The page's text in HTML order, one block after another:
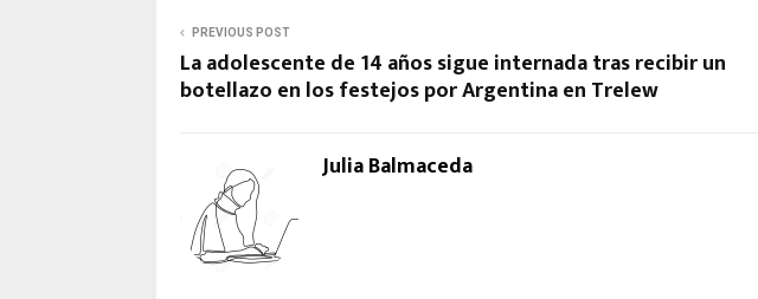
PREVIOUS POST
La adolescente de 14 años sigue internada tras recibir un
botellazo en los festejos por Argentina en Trelew
Julia Balmaceda